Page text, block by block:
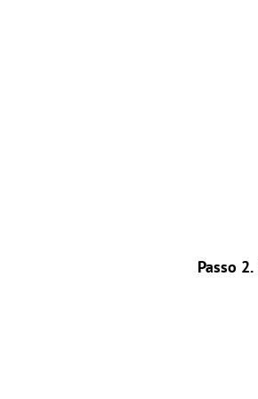
Passo 2.